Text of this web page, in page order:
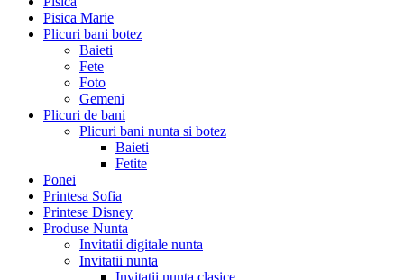
Pisica Marie
Plicuri bani botez
Baieti
Fete
Foto
Gemeni
Plicuri de bani
Plicuri bani nunta si botez
Baieti
Fetite
Ponei
Printesa Sofia
Printese Disney
Produse Nunta
Invitatii digitale nunta
Invitatii nunta
Invitatii nunta clasice